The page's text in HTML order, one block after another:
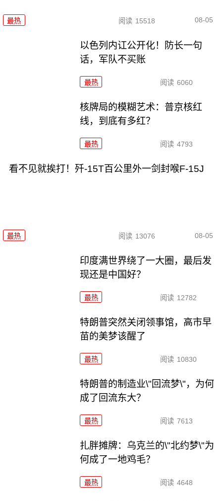
最热 阅读 15518 08-05
以色列内讧公开化！防长一句
话，军队不买账
最热 阅读 6060
核牌局的模糊艺术：普京核红
线，到底有多红？
最热 阅读 4793
看不见就挨打！歼-15T百公里外一剑封喉F-15J
最热 阅读 13076 08-05
印度满世界绕了一大圈，最后发
现还是中国好？
最热 阅读 12782
特朗普突然关闭领事馆，高市早
苗的美梦该醒了
最热 阅读 10830
特朗普的制造业\"回流梦\"，为何
成了回流东大？
最热 阅读 7613
扎胖摊牌：乌克兰的\"北约梦\"为
何成了一地鸡毛？
最热 阅读 4648